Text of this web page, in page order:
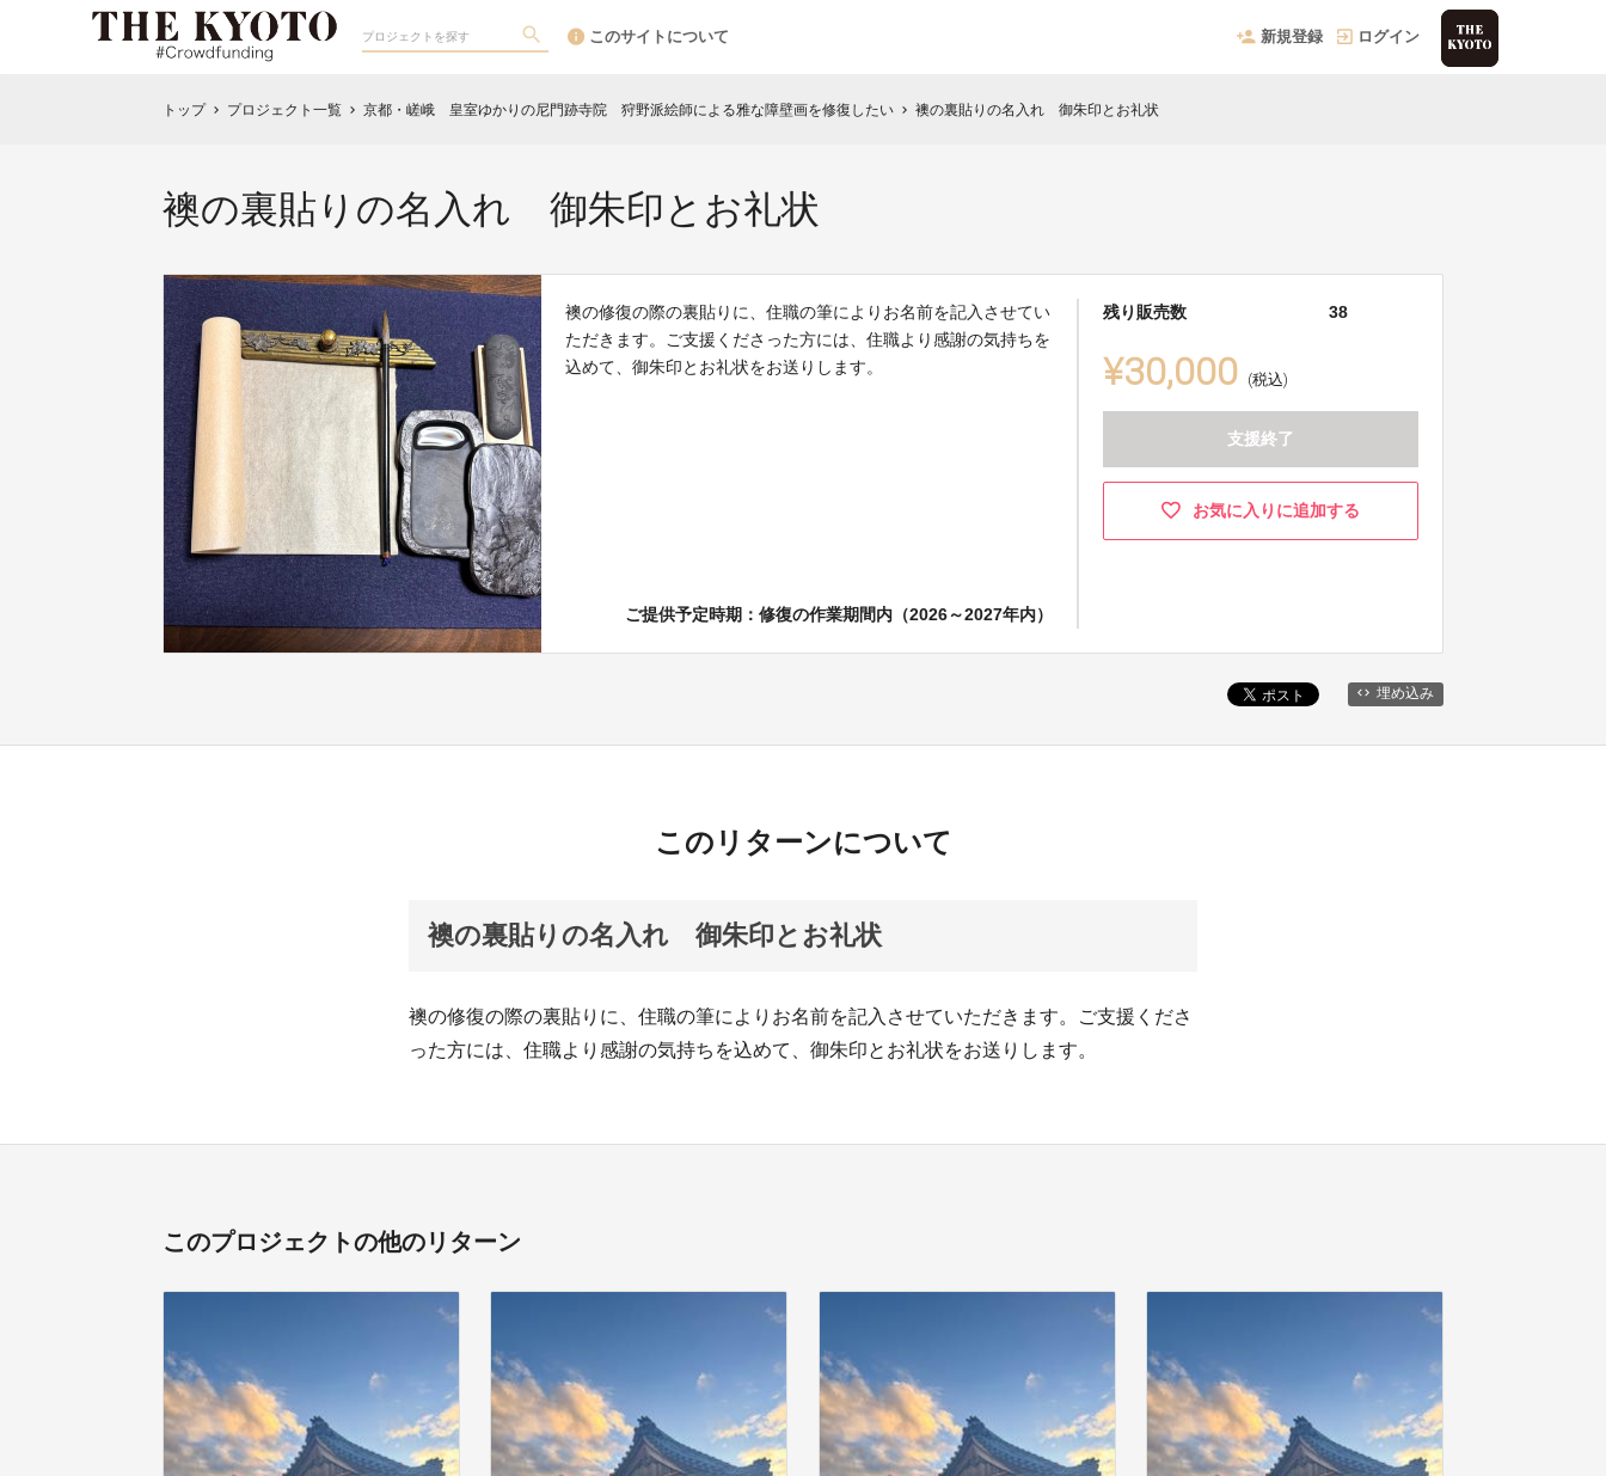
このサイトについて 新規登録 ログイン
トップ chevron_right プロジェクト一覧 chevron_right 京都・嵯峨 皇室ゆかりの尼門跡寺院 狩野派絵師による雅な障壁画を修復したい chevron_right 襖の裏貼りの名入れ 御朱印とお礼状
襖の裏貼りの名入れ 御朱印とお礼状
襖の修復の際の裏貼りに、住職の筆によりお名前を記入させてい
ただきます。ご支援くださった方には、住職より感謝の気持ちを
込めて、御朱印とお礼状をお送りします。
ご提供予定時期：修復の作業期間内（2026～2027年内）
残り販売数 38
¥30,000 (税込)
支援終了
お気に入りに追加する
埋め込み
このリターンについて
襖の裏貼りの名入れ 御朱印とお礼状
襖の修復の際の裏貼りに、住職の筆によりお名前を記入させていただきます。ご支援くださ
った方には、住職より感謝の気持ちを込めて、御朱印とお礼状をお送りします。
このプロジェクトの他のリターン